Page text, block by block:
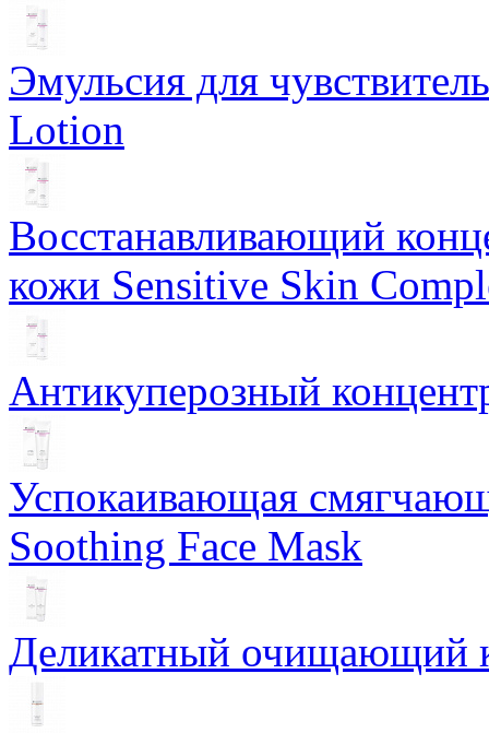
Эмульсия для
Lotion
Восстанавливающий
кожи Sensitive Skin
Антикуперозный
Успокаивающая
Soothing Face Mask
Деликатный очищающий